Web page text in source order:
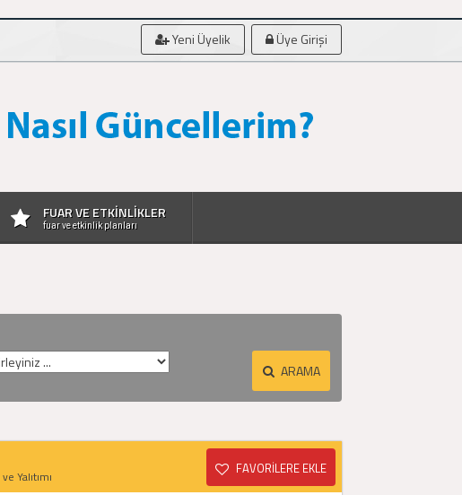
Yeni Üyelik Üye Girişi
FUAR VE ETKİNLİKLER
fuar ve etkinlik planları
ARAMA
Yalıtımı FAVORİLERE EKLE